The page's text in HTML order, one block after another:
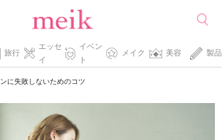
旅行
エッセ
イ
イベン
ト
メイク 美容 製品
に失敗しないためのコツ